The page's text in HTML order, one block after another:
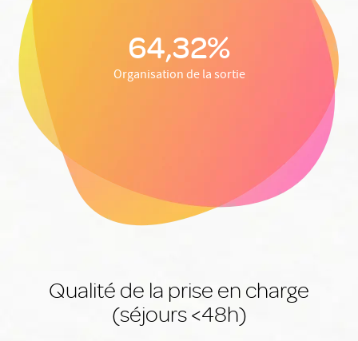
64,32%
Organisation de la sortie
Qualité de la prise en charge
(séjours <48h)